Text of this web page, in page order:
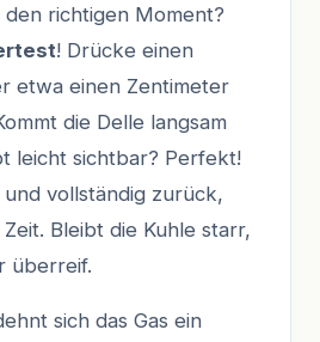
richtigen Moment?
! Drücke einen
etwa einen Zentimeter
die Delle langsam
leicht sichtbar? Perfekt!
vollständig zurück,
Bleibt die Kuhle starr,
überreif.
sich das Gas ein